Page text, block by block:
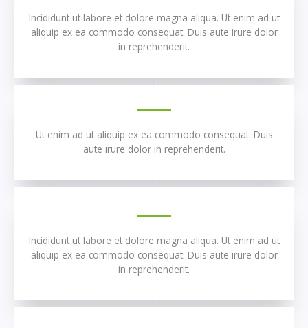
Incididunt ut labore et dolore magna aliqua. Ut enim ad ut
aliquip ex ea commodo consequat. Duis aute irure dolor
in reprehenderit.
Ut enim ad ut aliquip ex ea commodo consequat. Duis
aute irure dolor in reprehenderit.
Incididunt ut labore et dolore magna aliqua. Ut enim ad ut
aliquip ex ea commodo consequat. Duis aute irure dolor
in reprehenderit.